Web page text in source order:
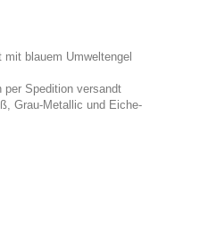
blauem Umweltengel
per Spedition versandt
Grau-Metallic und Eiche-